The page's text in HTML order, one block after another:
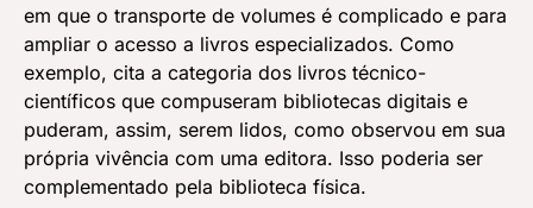
em que o transporte de volumes é complicado e para
ampliar o acesso a livros especializados. Como
exemplo, cita a categoria dos livros técnico-
científicos que compuseram bibliotecas digitais e
puderam, assim, serem lidos, como observou em sua
própria vivência com uma editora. Isso poderia ser
complementado pela biblioteca física.